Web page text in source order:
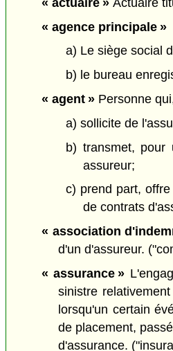
« agence principale »
a) Le siège social
b) le bureau
« agent »Personne
a) sollicite de
b) transmet, pour
assureur;
c) prend part,
de contrats
« association
d'un d'assureur.
« assurance »
sinistre
lorsqu'un certain
de placement,
d'assurance.